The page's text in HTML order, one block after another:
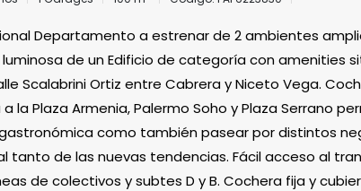
Departamento a estrenar de 2 ambientes
de un Edificio de categoría con amenities
Scalabrini Ortiz entre Cabrera y Niceto Vega.
la Plaza Armenia, Palermo Soho y Plaza Serrano
como también pasear por distintos
tanto de las nuevas tendencias. Fácil acceso al
de colectivos y subtes D y B. Cochera fija y